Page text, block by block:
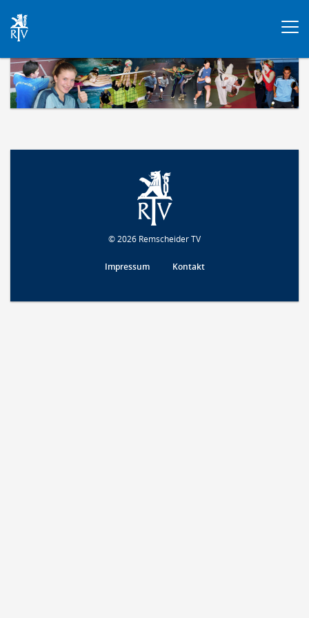
© 2026 Remscheider TV
Impressum Kontakt